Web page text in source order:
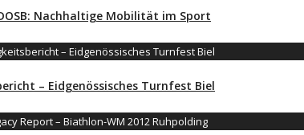
Nachhaltige Mobilität im Sport
– Eidgenössisches Turnfest Biel